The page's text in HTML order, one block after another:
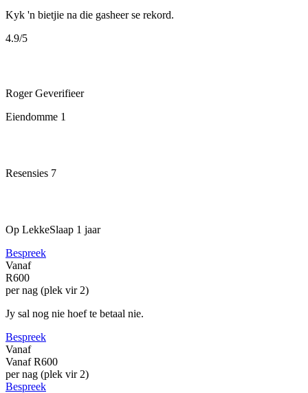
Kyk 'n bietjie na die gasheer se rekord.
4.9/5
Roger Geverifieer
Eiendomme 1
Resensies 7
Op LekkeSlaap 1 jaar
Bespreek
Vanaf
R600
per nag (plek vir 2)
Jy sal nog nie hoef te betaal nie.
Bespreek
Vanaf
Vanaf R600
per nag (plek vir 2)
Bespreek